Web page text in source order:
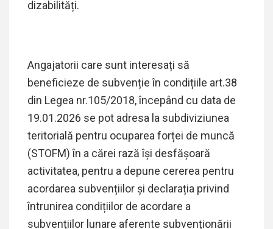
dizabilități.
Angajatorii care sunt interesați să
beneficieze de subvenție în condițiile art.38
din Legea nr.105/2018, începând cu data de
19.01.2026 se pot adresa la subdiviziunea
teritorială pentru ocuparea forței de muncă
(STOFM) în a cărei rază își desfășoară
activitatea, pentru a depune cererea pentru
acordarea subvențiilor și declarația privind
întrunirea condițiilor de acordare a
subvențiilor lunare aferente subvenționării